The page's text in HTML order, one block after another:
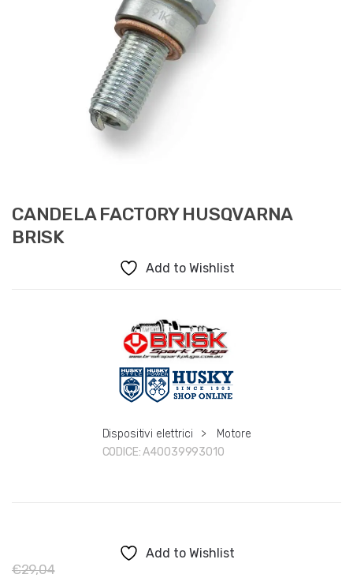
CANDELA FACTORY HUSQVARNA
BRISK
Add to Wishlist
Dispositivi elettrici >
Motore
CODICE:A40039993010
Add to Wishlist
€29,04